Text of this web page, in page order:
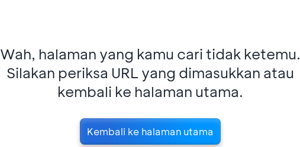
Wah, halaman yang kamu cari tidak ketemu.
Silakan periksa URL yang dimasukkan atau
kembali ke halaman utama.
Kembali ke halaman utama